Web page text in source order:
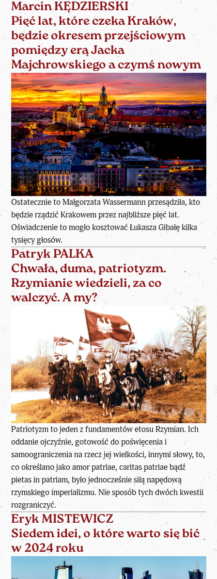
Marcin KĘDZIERSKI
Pięć lat, które czeka Kraków,
będzie okresem przejściowym
pomiędzy erą Jacka
Majchrowskiego a czymś nowym
Ostatecznie to Małgorzata Wassermann przesądziła, kto
będzie rządzić Krakowem przez najbliższe pięć lat.
Oświadczenie to mogło kosztować Łukasza Gibałę kilka
tysięcy głosów.
Patryk PALKA
Chwała, duma, patriotyzm.
Rzymianie wiedzieli, za co
walczyć. A my?
Patriotyzm to jeden z fundamentów etosu Rzymian. Ich
oddanie ojczyźnie, gotowość do poświęcenia i
samoograniczenia na rzecz jej wielkości, innymi słowy, to,
co określano jako amor patriae, caritas patriae bądź
pietas in patriam, było jednocześnie siłą napędową
rzymskiego imperializmu. Nie sposób tych dwóch kwestii
rozgraniczyć.
Eryk MISTEWICZ
Siedem idei, o które warto się bić
w 2024 roku